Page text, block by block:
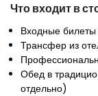
Что входит в
Входные
Трансфер из
Обед в
отдельно)